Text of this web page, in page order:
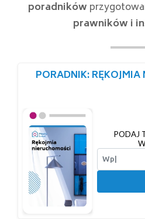
poradników
prawników i
PORADNIK:
PODAJ